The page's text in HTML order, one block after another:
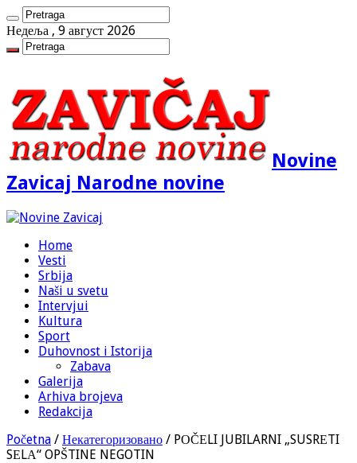
Недеља , 9 август 2026
Novine
Zavicaj Narodne novine
Home
Vesti
Srbija
Naši u svetu
Intervjui
Kultura
Sport
Duhovnost i Istorija
Zabava
Galerija
Arhiva brojeva
Redakcija
Početna / Некатегоризовано / PОČЕLI JUBILARNI „SUSRЕTI
SЕLА“ OPŠTINE NEGOTIN